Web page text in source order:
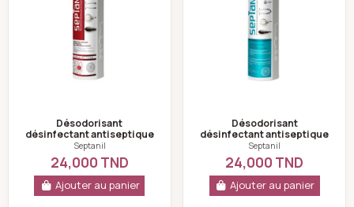
Désodorisant
désinfectant antiseptique
fleur de chine septanil-
500ml
Septanil
24,000 TND
Ajouter au panier
Désodorisant
désinfectant antiseptique
exotique septanil - 500ml
Septanil
24,000 TND
Ajouter au panier